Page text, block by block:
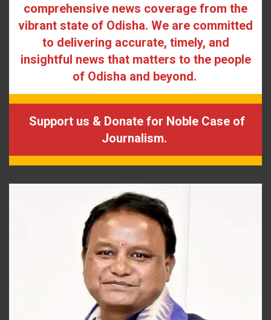
comprehensive news coverage from the
vibrant state of Odisha. We are committed
to delivering accurate, timely, and
insightful news that matters to the people
of Odisha and beyond.
Support us & Donate for Noble Case of
Journalism.